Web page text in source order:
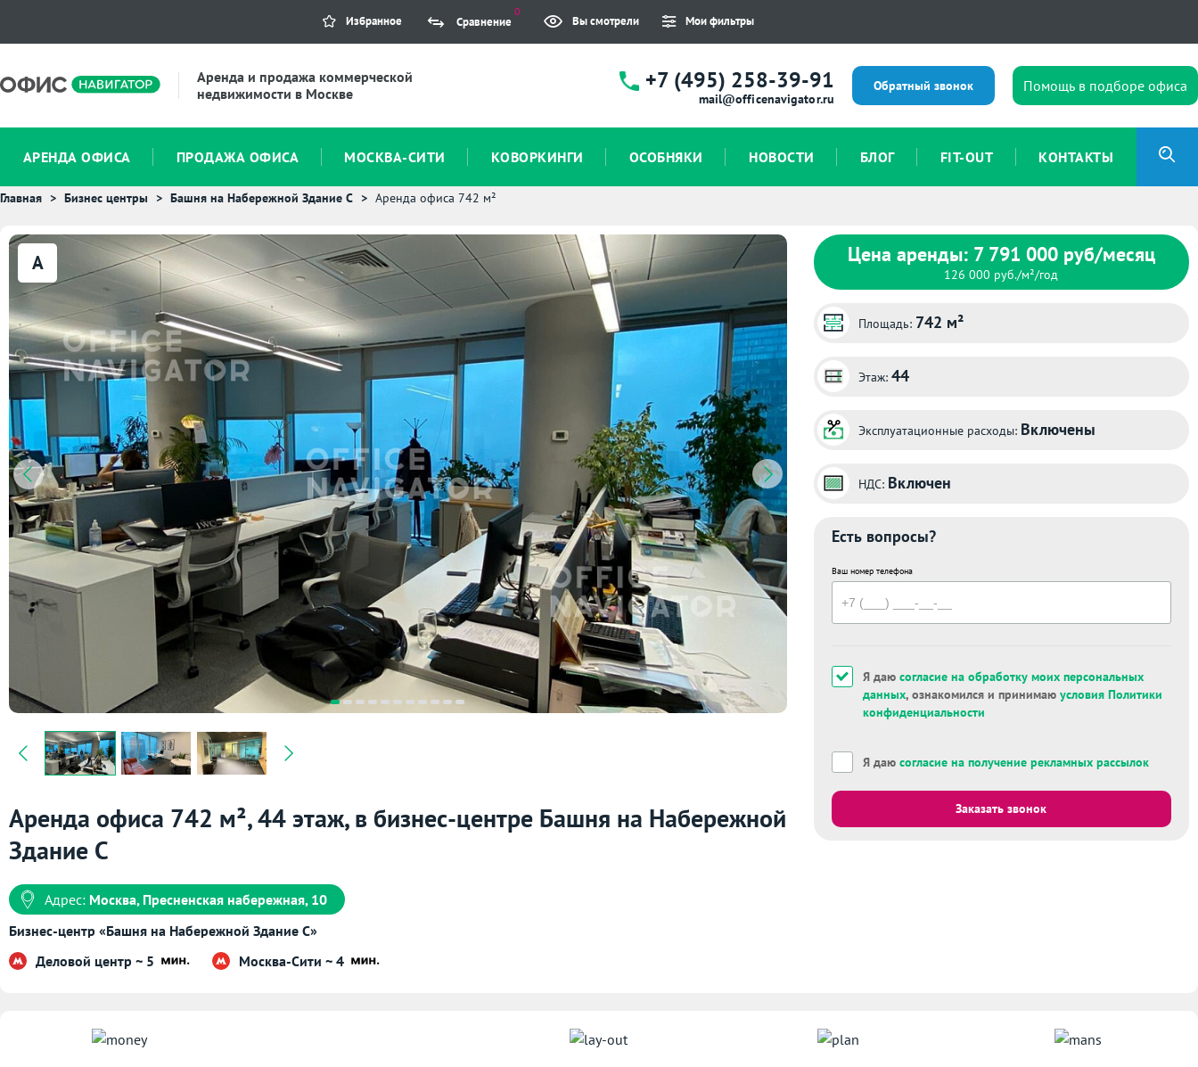
Избранное Сравнение
0
Вы смотрели Мои фильтры
Аренда и продажа коммерческой
недвижимости в Москве
+7 (495) 258-39-91
mail@officenavigator.ru
Обратный звонок Помощь в подборе офиса
АРЕНДА ОФИСА ПРОДАЖА ОФИСА МОСКВА-СИТИ КОВОРКИНГИ ОСОБНЯКИ НОВОСТИ БЛОГ FIT-OUT КОНТАКТЫ
Главная Бизнес центры Башня на Набережной Здание С Аренда офиса 742 м²
A
Аренда офиса 742 м², 44 этаж, в бизнес-центре Башня на Набережной
Здание С
Адрес: Москва, Пресненская набережная, 10
Бизнес-центр «Башня на Набережной Здание С»
Деловой центр ~ 5
Москва-Сити ~ 4
Цена аренды: 7 791 000 руб/месяц
126 000 руб./м²/год
Площадь: 742 м²
Этаж: 44
Эксплуатационные расходы: Включены
НДС: Включен
Есть вопросы?
Ваш номер телефона
Я даю согласие на обработку моих персональных
данных, ознакомился и принимаю условия Политики
конфиденциальности
Я даю согласие на получение рекламных рассылок
Заказать звонок